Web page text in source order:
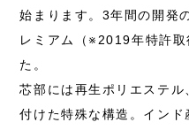
始まります。3年間の開発
レミアム（※2019年特許
た。
芯部には再生ポリエステル
付けた特殊な構造。イン